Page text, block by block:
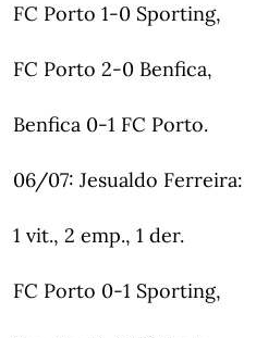
FC Porto 1-0 Sporting,
FC Porto 2-0 Benfica,
Benfica 0-1 FC Porto.
06/07: Jesualdo Ferreira:
1 vit., 2 emp., 1 der.
FC Porto 0-1 Sporting,